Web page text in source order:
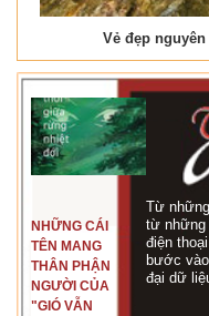
Vẻ đẹp
NHỮNG CÁI
TÊN MANG
THÂN PHẬN
NGƯỜI CỦA
"GIÓ VẪN
Từ
từ những
điện
bước
đại dữ